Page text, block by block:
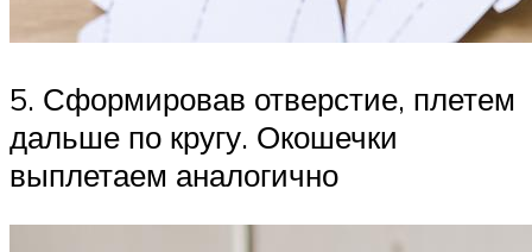
5. Сформировав отверстие, плетем
дальше по кругу. Окошечки
выплетаем аналогично